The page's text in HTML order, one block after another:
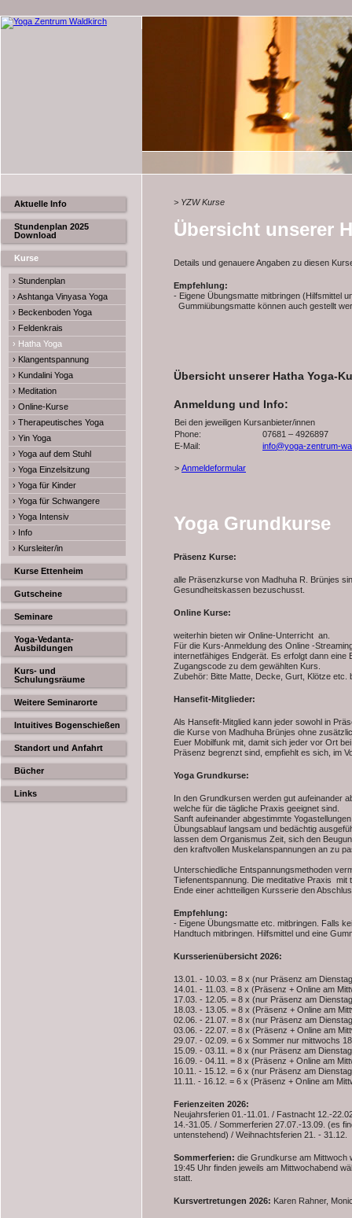
> YZW Kurse
Übersicht unserer
Details und genauere Angaben zu diesen
Empfehlung:
- Eigene Übungsmatte mitbringen (Hilfsmittel
Gummiübungsmatte können auch gestellt
Übersicht unserer Hatha Yoga-
Anmeldung und Info:
Bei den jeweiligen Kursanbieter/innen
Phone:
07681 – 4926897
E-Mail:
info@yoga-zentrum-
> Anmeldeformular
Yoga Grundkurse
Präsenz Kurse:
alle Präsenzkurse von Madhuha R. Brünjes
Gesundheitskassen bezuschusst.
Online Kurse:
weiterhin bieten wir Online-Unterricht an.
Für die Kurs-Anmeldung des Online -
internetfähiges Endgerät. Es erfolgt dann eine
Zugangscode zu dem gewählten Kurs.
Zubehör: Bitte Matte, Decke, Gurt, Klötze etc.
Hansefit-Mitglieder:
Als Hansefit-Mitglied kann jeder sowohl in
die Kurse von Madhuha Brünjes ohne
Euer Mobilfunk mit, damit sich jeder vor Ort
Präsenz begrenzt sind, empfiehlt es sich, im
Yoga Grundkurse:
In den Grundkursen werden gut aufeinander
welche für die tägliche Praxis geeignet sind.
Sanft aufeinander abgestimmte
Übungsablauf langsam und bedächtig
lassen dem Organismus Zeit, sich den
den kraftvollen Muskelanspannungen an zu
Unterschiedliche Entspannungsmethoden
Tiefenentspannung. Die meditative Praxis mit
Ende einer achtteiligen Kursserie den
Empfehlung:
- Eigene Übungsmatte etc. mitbringen. Falls
Handtuch mitbringen. Hilfsmittel und eine
Kursserienübersicht 2026:
13.01. - 10.03. = 8 x (nur Präsenz am
14.01. - 11.03. = 8 x (Präsenz + Online am
17.03. - 12.05. = 8 x (nur Präsenz am
18.03. - 13.05. = 8 x (Präsenz + Online am
02.06. - 21.07. = 8 x (nur Präsenz am
03.06. - 22.07. = 8 x (Präsenz + Online am
29.07. - 02.09. = 6 x Sommer nur mittwochs
15.09. - 03.11. = 8 x (nur Präsenz am
16.09. - 04.11. = 8 x (Präsenz + Online am
10.11. - 15.12. = 6 x (nur Präsenz am
11.11. - 16.12. = 6 x (Präsenz + Online am
Ferienzeiten 2026:
Neujahrsferien 01.-11.01. / Fastnacht 12.-
14.-31.05. / Sommerferien 27.07.-13.09. (es
untenstehend) / Weihnachtsferien 21. - 31.12.
Sommerferien: die Grundkurse am Mittwoch
19:45 Uhr finden jeweils am Mittwochabend
statt.
Kursvertretungen 2026: Karen Rahner,
Aktuelle Info
Stundenplan 2025
Download
Kurse
› Stundenplan
› Ashtanga Vinyasa Yoga
› Beckenboden Yoga
› Feldenkrais
› Hatha Yoga
› Klangentspannung
› Kundalini Yoga
› Meditation
› Online-Kurse
› Therapeutisches Yoga
› Yin Yoga
› Yoga auf dem Stuhl
› Yoga Einzelsitzung
› Yoga für Kinder
› Yoga für Schwangere
› Yoga Intensiv
› Info
› Kursleiter/in
Kurse Ettenheim
Gutscheine
Seminare
Yoga-Vedanta-
Ausbildungen
Kurs- und
Schulungsräume
Weitere Seminarorte
Intuitives Bogenschießen
Standort und Anfahrt
Bücher
Links